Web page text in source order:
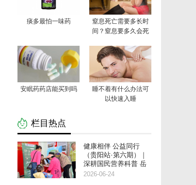
痰多最怕一味药
窒息死亡需要多长时
间？窒息要多久会死
安眠药药店能买到吗
睡不着有什么办法可
以快速入睡
栏目热点
健康相伴 公益同行
（贵阳站·第六期）｜
深耕国民营养科普 岳
阳新华达以公益力量赋
2026-06-24